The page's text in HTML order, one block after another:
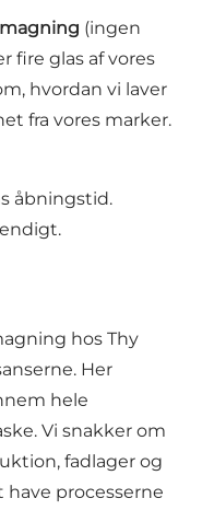
(ingen
fire glas af vores
hvordan vi laver
fra vores marker.
åbningstid.
hos Thy
Her
hele
Vi snakker om
fadlager og
have processerne